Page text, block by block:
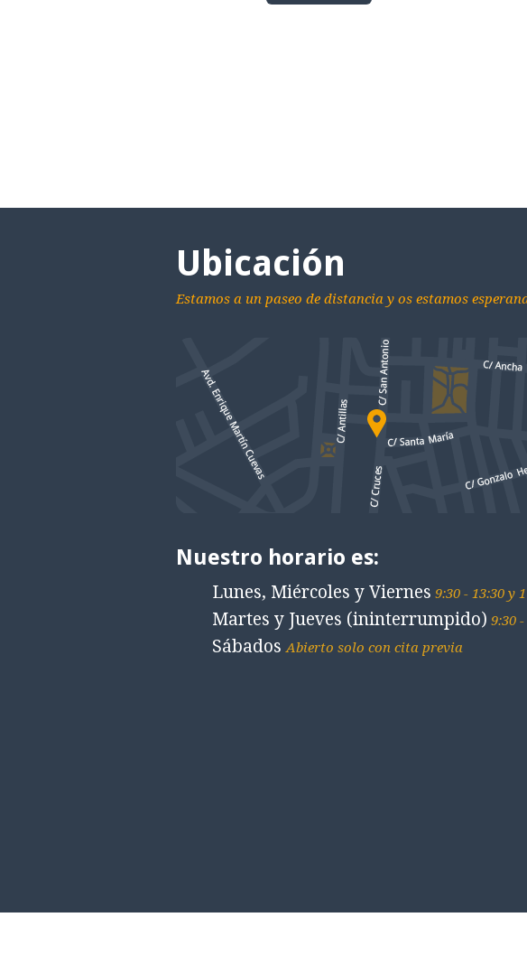
Ubicación
Estamos a un paseo de distancia y os estamos
Nuestro horario es:
Lunes, Miércoles y Viernes 9:30 - 13:30 y
Martes y Jueves (ininterrumpido) 9:30
SábadosAbierto solo con cita previa